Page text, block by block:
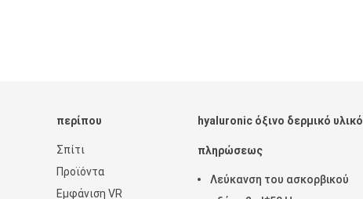
περίπου
Σπίτι
Προϊόντα
Εμφάνιση VR
hyaluronic όξινο δερμικό υλικό
πληρώσεως
Λεύκανση του ασκορβικού